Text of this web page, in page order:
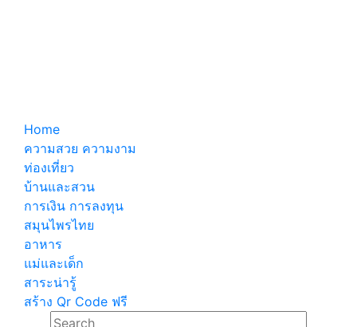
Home
ความสวย ความงาม
ท่องเที่ยว
บ้านและสวน
การเงิน การลงทุน
สมุนไพรไทย
อาหาร
แม่และเด็ก
สาระน่ารู้
สร้าง Qr Code ฟรี